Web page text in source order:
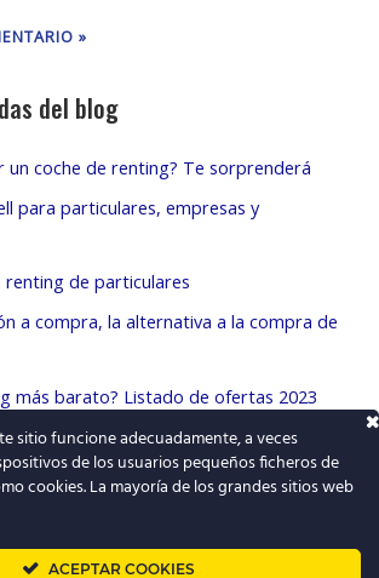
del blog
un coche de renting? Te sorprenderá
para particulares, empresas y
renting de particulares
a compra, la alternativa a la compra de
más barato? Listado de ofertas 2023
T
i
➜Renting barato
sitio funcione adecuadamente, a veces
de los usuarios pequeños ficheros de
cookies. La mayoría de los grandes sitios web
ACEPTAR COOKIES